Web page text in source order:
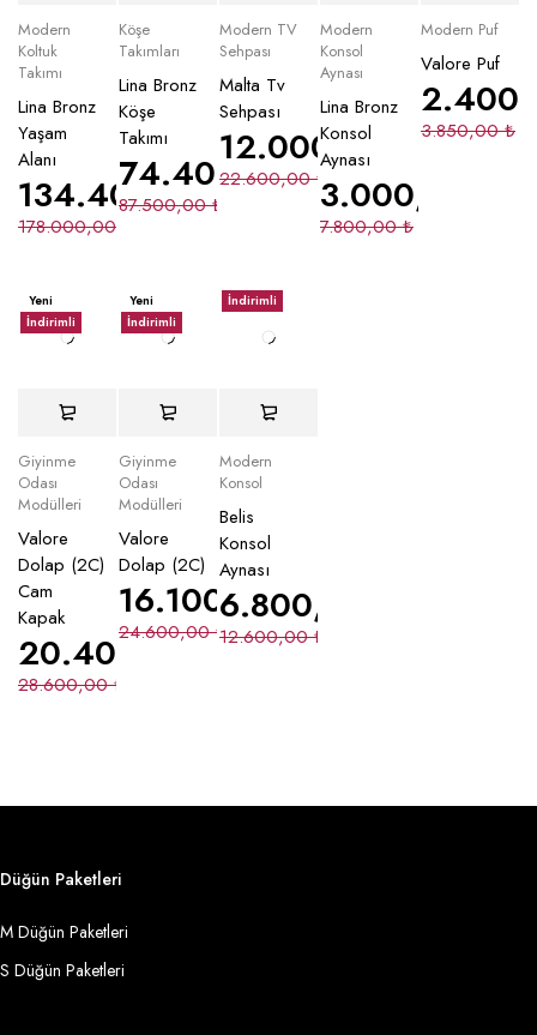
Modern
Koltuk
Takımı
Lina Bronz
Yaşam
Alanı
178.000,00
134.400,00₺
Köşe
Takımları
Lina Bronz
Köşe
Takımı
87.500,00₺
74.400,00₺
Modern TV
Sehpası
Malta Tv
Sehpası
22.600,00₺
12.000,00
Modern
Konsol
Aynası
Lina Bronz
Konsol
Aynası
7.800,00₺
3.000,00
Modern Puf
Valore Puf
3.850,00₺
Yeni
İndirimli
Giyinme
Odası
Modülleri
Valore
Dolap (2C)
Cam
Kapak
28.600,00₺
20.400,00₺
Yeni
İndirimli
Giyinme
Odası
Modülleri
Valore
Dolap (2C)
24.600,00₺
16.100,00₺
İndirimli
Modern
Konsol
Belis
Konsol
Aynası
12.600,00₺
6.800,00
Düğün Paketleri
M Düğün Paketleri
S Düğün Paketleri